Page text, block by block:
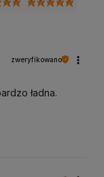
zweryfikowano
ładna.